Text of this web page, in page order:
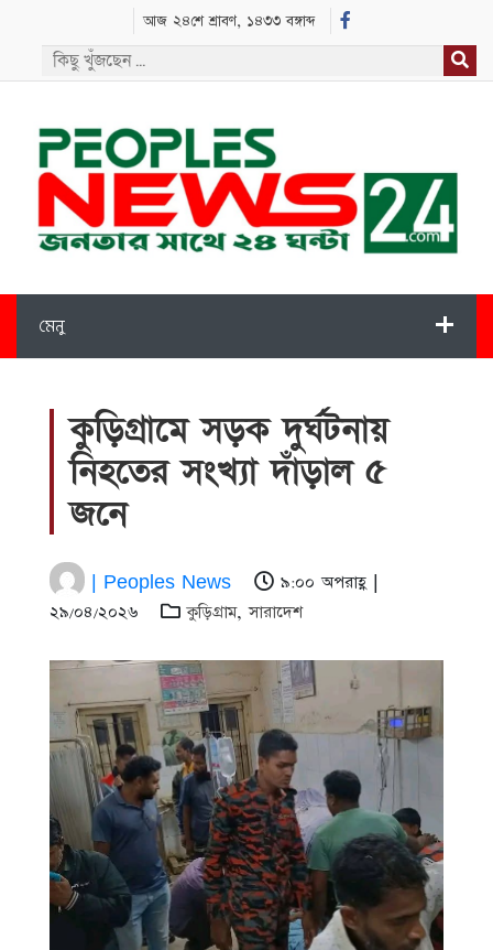
আজ ২৪শে শ্রাবণ, ১৪৩৩ বঙ্গাব্দ
মেনু
কুড়িগ্রামে সড়ক দুর্ঘটনায়
নিহতের সংখ্যা দাঁড়াল ৫
জনে
| Peoples News
৯:০০ অপরাহ্ণ |
২৯/০৪/২০২৬
কুড়িগ্রাম,সারাদেশ